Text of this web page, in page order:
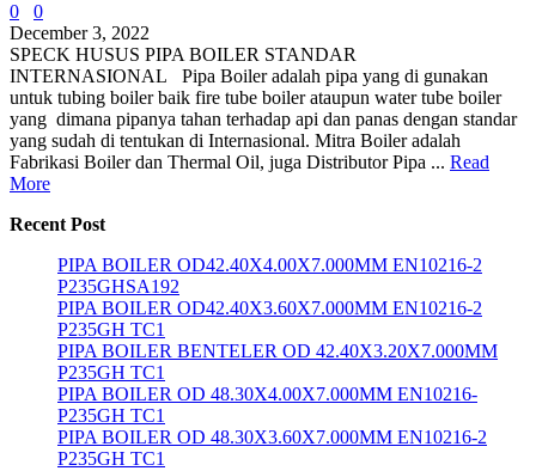
0
0
December 3, 2022
SPECK HUSUS PIPA BOILER STANDAR
INTERNASIONAL Pipa Boiler adalah pipa yang di gunakan
untuk tubing boiler baik fire tube boiler ataupun water tube boiler
yang dimana pipanya tahan terhadap api dan panas dengan standar
yang sudah di tentukan di Internasional. Mitra Boiler adalah
Fabrikasi Boiler dan Thermal Oil, juga Distributor Pipa ... Read
More
Recent Post
PIPA BOILER OD42.40X4.00X7.000MM EN10216-2
P235GHSA192
PIPA BOILER OD42.40X3.60X7.000MM EN10216-2
P235GH TC1
PIPA BOILER BENTELER OD 42.40X3.20X7.000MM
P235GH TC1
PIPA BOILER OD 48.30X4.00X7.000MM EN10216-
P235GH TC1
PIPA BOILER OD 48.30X3.60X7.000MM EN10216-2
P235GH TC1